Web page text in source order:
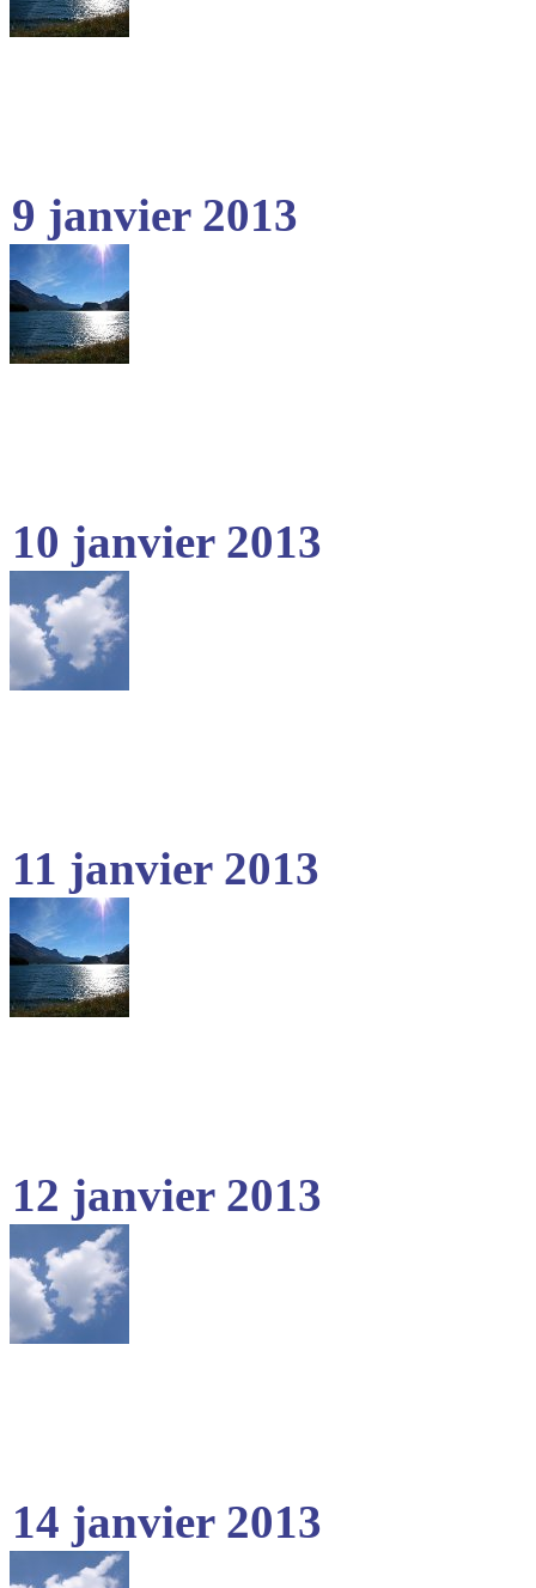
9 janvier 2013
10 janvier 2013
11 janvier 2013
12 janvier 2013
14 janvier 2013